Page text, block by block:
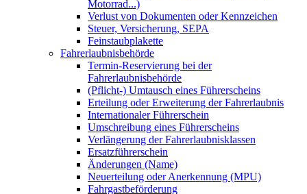
Motorrad...)
Verlust von Dokumenten oder Kennzeichen
Steuer, Versicherung, SEPA
Feinstaubplakette
Fahrerlaubnisbehörde
Termin-Reservierung bei der
Fahrerlaubnisbehörde
(Pflicht-) Umtausch eines Führerscheins
Erteilung oder Erweiterung der Fahrerlaubnis
Internationaler Führerschein
Umschreibung eines Führerscheins
Verlängerung der Fahrerlaubnisklassen
Ersatzführerschein
Änderungen (Name)
Neuerteilung oder Anerkennung (MPU)
Fahrgastbeförderung